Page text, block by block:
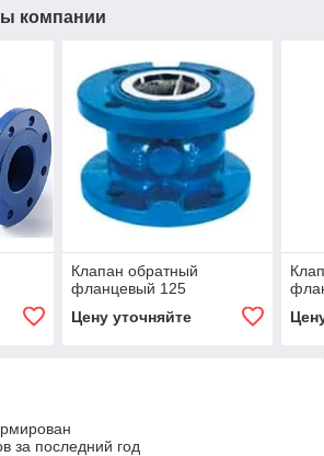
компании
Клапан обратный
фланцевый 125
Цену уточняйте
за последний год